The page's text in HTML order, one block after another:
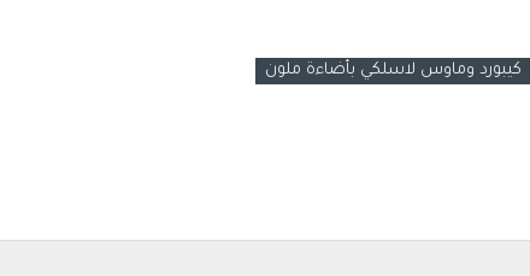
كيبورد وماوس لاسلكي بأضاءة ملون